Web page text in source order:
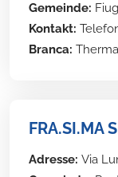
Gemeinde:
Kontakt:
Branca:
FRA.SI.MA
Adresse: Via